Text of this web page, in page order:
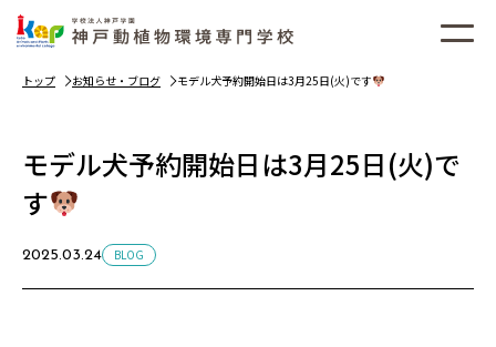
トップ お知らせ・ブログ モデル犬予約開始日は3月25日(火)です
モデル犬予約開始日は3月25日(火)で
す
2025.03.24 BLOG